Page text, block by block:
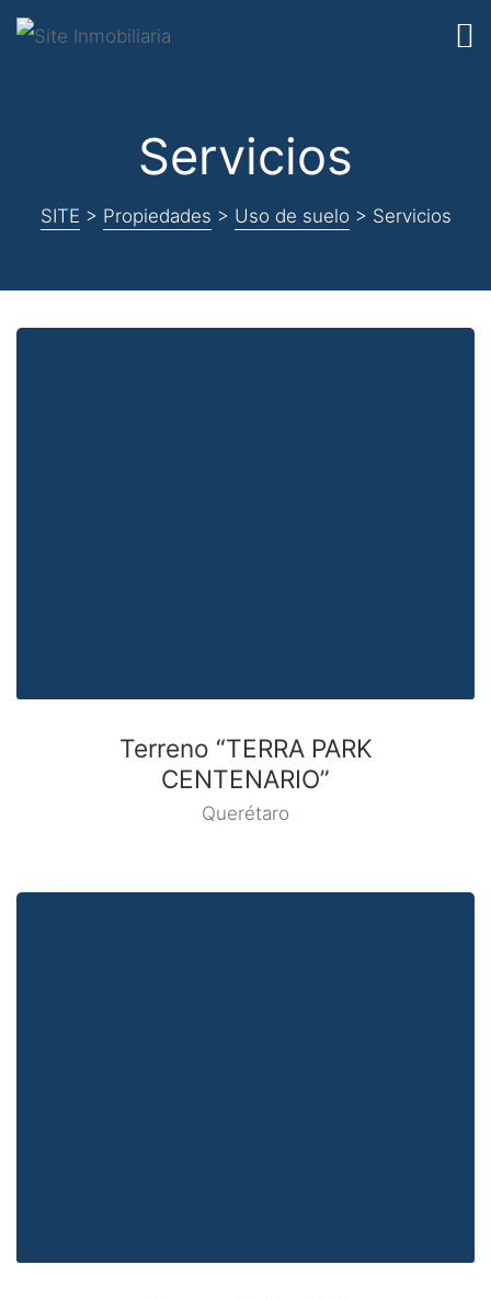
Servicios
SITE > Propiedades > Uso de suelo > Servicios
Terreno “TERRA PARK
CENTENARIO”
Querétaro